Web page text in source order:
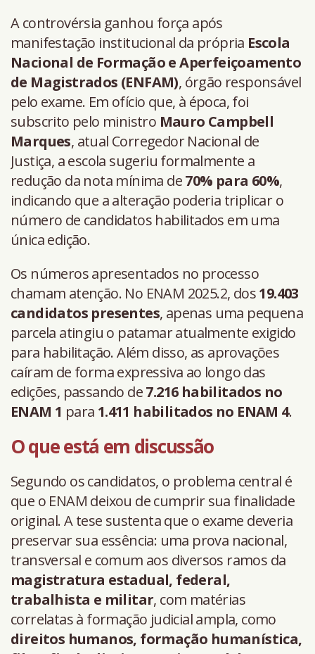
A controvérsia ganhou força após
manifestação institucional da própria Escola
Nacional de Formação e Aperfeiçoamento
de Magistrados (ENFAM), órgão responsável
pelo exame. Em ofício que, à época, foi
subscrito pelo ministro Mauro Campbell
Marques, atual Corregedor Nacional de
Justiça, a escola sugeriu formalmente a
redução da nota mínima de70% para 60%,
indicando que a alteração poderia triplicar o
número de candidatos habilitados em uma
única edição.
Os números apresentados no processo
chamam atenção. No ENAM 2025.2, dos19.403
candidatos presentes, apenas uma pequena
parcela atingiu o patamar atualmente exigido
para habilitação. Além disso, as aprovações
caíram de forma expressiva ao longo das
edições, passando de7.216 habilitados no
ENAM 1 para 1.411 habilitados no ENAM 4.
O que está em discussão
Segundo os candidatos, o problema central é
que o ENAM deixou de cumprir sua finalidade
original. A tese sustenta que o exame deveria
preservar sua essência: uma prova nacional,
transversal e comum aos diversos ramos da
magistratura estadual, federal,
trabalhista e militar, com matérias
correlatas à formação judicial ampla, como
direitos humanos, formação humanística,